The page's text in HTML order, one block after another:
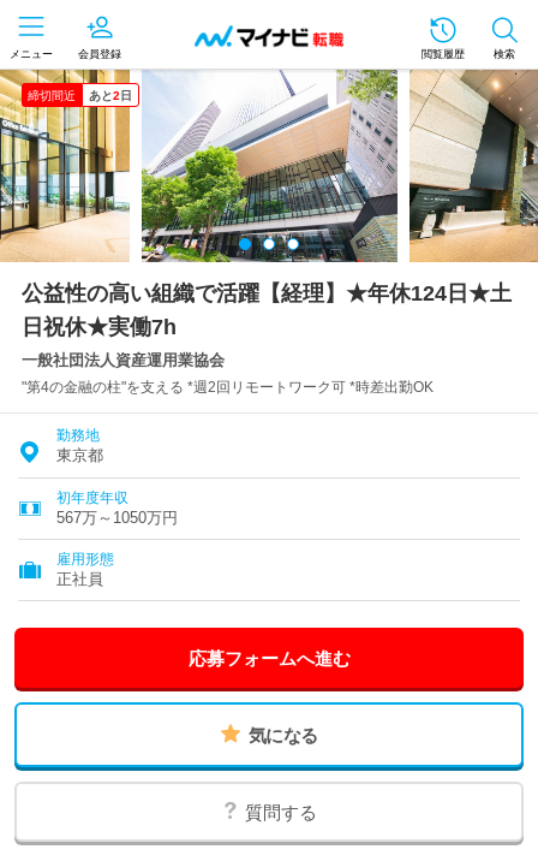
メニュー 会員登録 閲覧履歴 検索
締切間近 あと2 日
公益性の高い組織で活躍【経理】★年休124日★土
日祝休★実働7h
一般社団法人資産運用業協会
"第4の金融の柱"を支える *週2回リモートワーク可 *時差出勤OK
勤務地
東京都
初年度年収
567万～1050万円
雇用形態
正社員
応募フォームへ進む
気になる
質問する